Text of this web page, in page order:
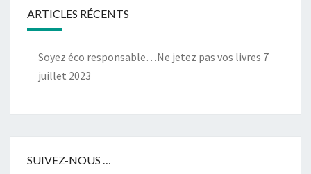
ARTICLES RÉCENTS
Soyez éco responsable…Ne jetez pas vos livres 7
juillet 2023
SUIVEZ-NOUS …